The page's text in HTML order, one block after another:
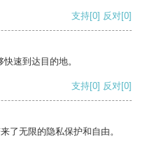
支持[0] 反对[0]
速到达目的地。
支持[0] 反对[0]
了无限的隐私保护和自由。